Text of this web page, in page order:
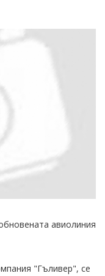
авиолиния
"Гъливер", се